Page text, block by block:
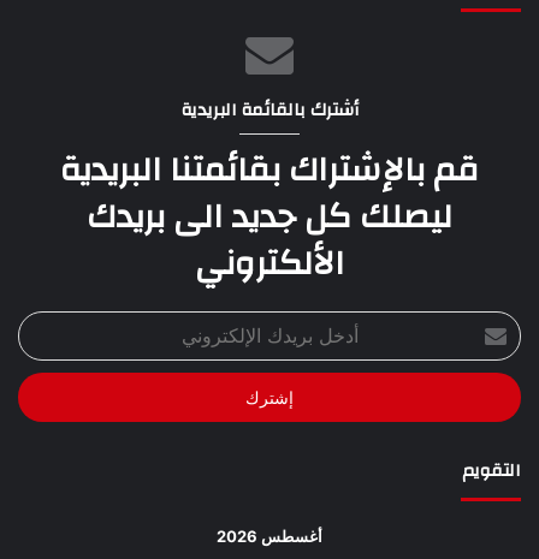
أشترك بالقائمة البريدية
قم بالإشتراك بقائمتنا البريدية
ليصلك كل جديد الى بريدك
الألكتروني
أدخل
بريدك
الإلكتروني
التقويم
أغسطس 2026